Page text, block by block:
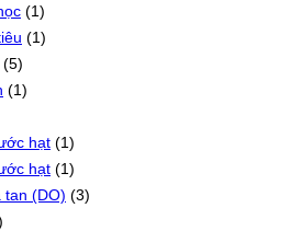
(1)
(1)
(5)
(1)
hạt (1)
hạt (1)
tan (DO) (3)